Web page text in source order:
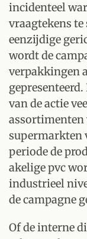
incidenteel
vraagtekens
eenzijdige
wordt de
verpakkingen
van de actie
assortimenten
supermarkten
periode de
akelige pvc
industrieel
de campagne
Of de interne